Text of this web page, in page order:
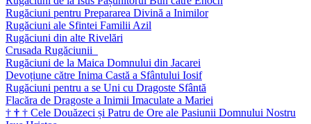
Rugăciuni pentru Prepararea Divină a Inimilor
Rugăciuni ale Sfintei Familii Azil
Rugăciuni din alte Rivelări
Crusada Rugăciunii
Rugăciuni de la Maica Domnului din Jacarei
Devoțiune către Inima Castă a Sfântului Iosif
Rugăciuni pentru a se Uni cu Dragoste Sfântă
Flacăra de Dragoste a Inimii Imaculate a Mariei
† † † Cele Douăzeci și Patru de Ore ale Pasiunii Domnului Nostru